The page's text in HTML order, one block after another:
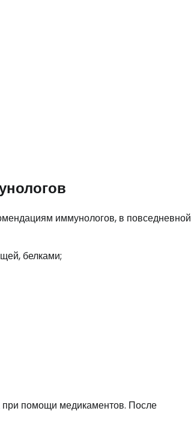
иммунологов, в повседневной
белками;
при помощи медикаментов. После